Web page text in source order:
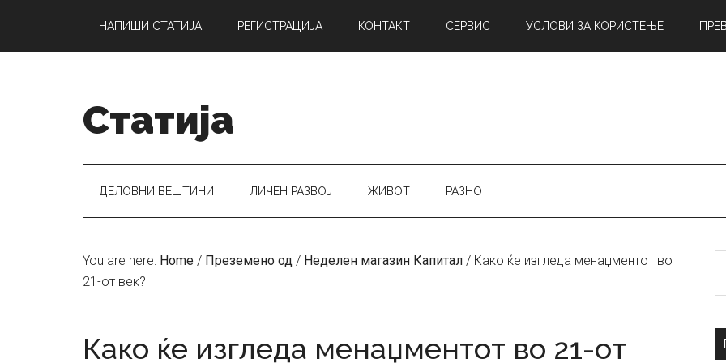
main
secondary
primary
НАПИШИ СТАТИЈА РЕГИСТРАЦИЈА КОНТАКТ СЕРВИС УСЛОВИ ЗА КОРИСТЕЊЕ
Статија
ДЕЛОВНИ ВЕШТИНИ ЛИЧЕН РАЗВОЈ ЖИВОТ РАЗНО
You are here: Home / Преземено од / Неделен магазин Капитал / Како ќе изгледа менаџментот во
21-от век?
Како ќе изгледа менаџментот во 21-от